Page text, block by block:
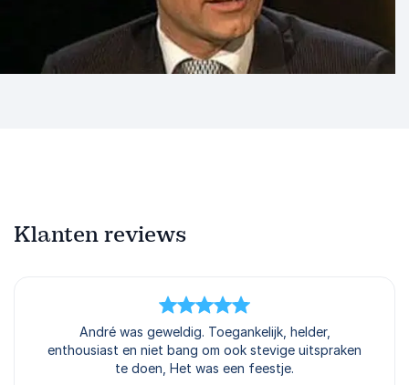
Klanten reviews
van5
André was geweldig. Toegankelijk, helder,
enthousiast en niet bang om ook stevige uitspraken
te doen, Het was een feestje.